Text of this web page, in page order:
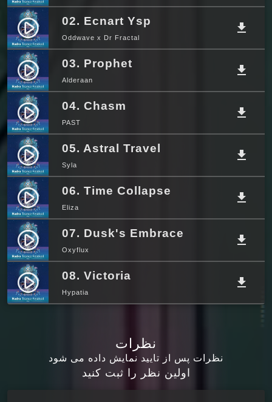
play_circle_filled 02. Ecnart Ysp
Oddwave x Dr Fractal
file_download
play_circle_filled 03. Prophet
Alderaan
file_download
play_circle_filled 04. Chasm
PAST
file_download
play_circle_filled 05. Astral Travel
Syla
file_download
play_circle_filled 06. Time Collapse
Eliza
file_download
play_circle_filled 07. Dusk's Embrace
Oxyflux
file_download
play_circle_filled 08. Victoria
Hypatia
file_download
نظرات
نظرات پس از تایید نمایش داده می شود
اولین نظر را ثبت کنید